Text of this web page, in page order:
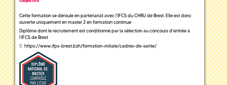
Cette formation se déroule en partenariat avec l’IFCS du CHRU de Brest. Elle est donc
ouverte uniquement en master 2 en formation continue
Diplôme dont le recrutement est conditionné par la sélection au concours d’entrée à
l’IFCS de Brest
https://www.ifps-brest.bzh/formation-initiale/cadres-de-sante/